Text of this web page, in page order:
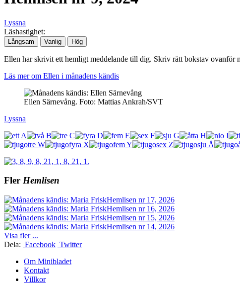
Lyssna
Läshastighet:
Långsam Vanlig Hög
Ellen har skrivit ett hemligt meddelande till dig. Skriv rätt bokstav ovanför
Läs mer om Ellen i månadens kändis
Ellen Särnevång. Foto: Mattias Ankrah/SVT
Lyssna
Fler Hemlisen
Hemlisen nr 17, 2026
Hemlisen nr 16, 2026
Hemlisen nr 15, 2026
Hemlisen nr 14, 2026
Visa fler ...
Dela: Facebook Twitter
Om Minibladet
Kontakt
Villkor